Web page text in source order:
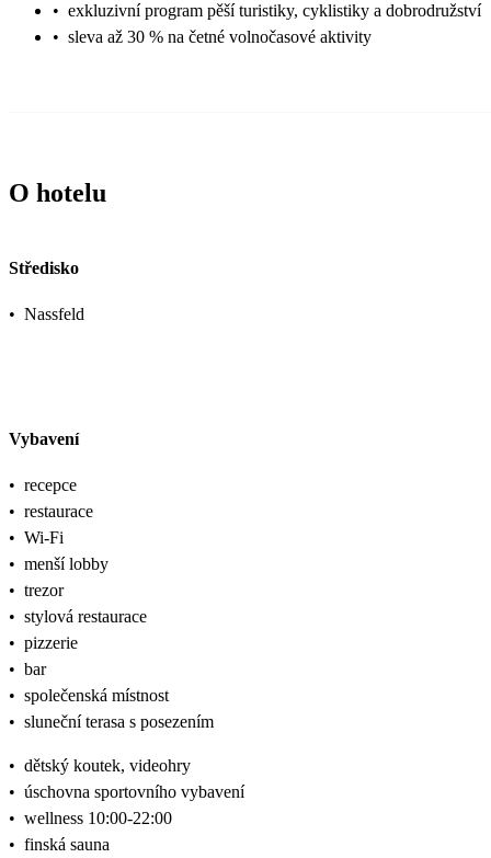
• exkluzivní program pěší turistiky, cyklistiky a dobrodružství
• sleva až 30 % na četné volnočasové aktivity
O hotelu
Středisko
• Nassfeld
Vybavení
• recepce
• restaurace
• Wi-Fi
• menší lobby
• trezor
• stylová restaurace
• pizzerie
• bar
• společenská místnost
• sluneční terasa s posezením
• dětský koutek, videohry
• úschovna sportovního vybavení
• wellness 10:00-22:00
• finská sauna